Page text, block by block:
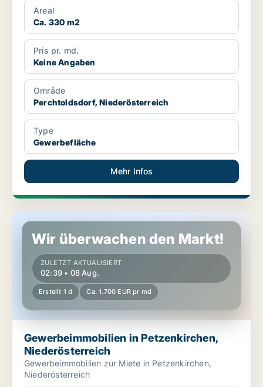
Areal
Ca. 330 m2
Pris pr. md.
Keine Angaben
Område
Perchtoldsdorf, Niederösterreich
Type
Gewerbefläche
Mehr Infos
Gewerbeimmobilien in Petzenkirchen, Niederösterreich
Wir überwachen den Markt!
ZULETZT AKTUALISIERT
02:39 • 08 Aug.
Erstellt 1 d Ca. 1.700 EUR pr md
Gewerbeimmobilien in Petzenkirchen,
Niederösterreich
Gewerbeimmobilien zur Miete in Petzenkirchen,
Niederösterreich